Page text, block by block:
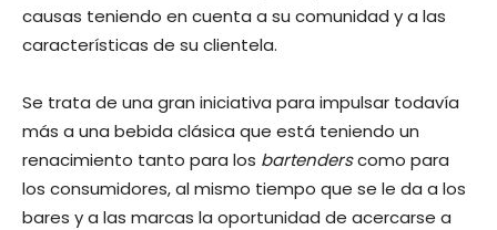
causas teniendo en cuenta a su comunidad y a las
características de su clientela.
Se trata de una gran iniciativa para impulsar todavía
más a una bebida clásica que está teniendo un
renacimiento tanto para los bartenderscomo para
los consumidores, al mismo tiempo que se le da a los
bares y a las marcas la oportunidad de acercarse a